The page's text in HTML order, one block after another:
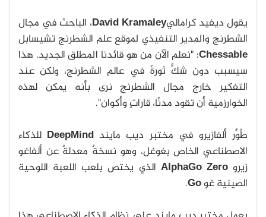
يقول ديفيد كراماليDavid Kramaley، الباحث في مجال
الشطرنج والمدير التنفيذي لموقع علم الشطرنج تشيسابل
Chessable: "نعلم الآن من هو قائدنا المطلق الجديد. هذا
سيسبب دون شكٍّ ثورةً في عالم الشطرنج، ولكن عند
التفكير خارج مجال الشطرنج نرى بأنه يمكن لهذه
الخوارزمية أن تقود مدنًا، قاراتٍ وأكوان".
طُوِّر ألفازيرو في مختبر ديب مايند DeepMind للذكاء
الاصطناعي الخاص بغوغل، وهو نسخةٌ معدلةٌ عن ألفاغو
زيروAlphaGo Zero الذي يختص بلعب اللعبة اللوحية
الصينية غوGo
.